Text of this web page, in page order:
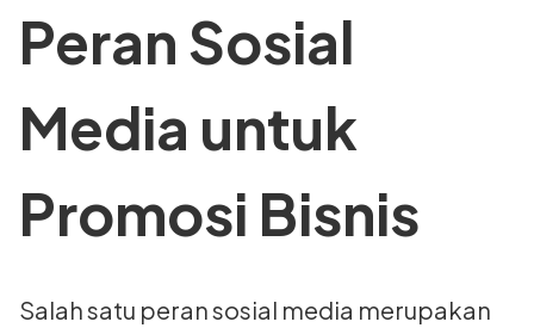
Peran Sosial
Media untuk
Promosi Bisnis
Salah satu peran sosial media merupakan